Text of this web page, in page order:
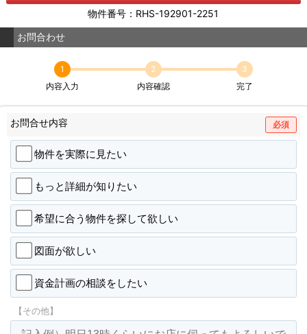
物件番号：RHS-192901-2251
お問合わせ
1
内容入力
2
内容確認
3
完了
お問合せ内容 必須
物件を実際に見たい
もっと詳細が知りたい
希望に合う物件を探して欲しい
図面が欲しい
資金計画の相談をしたい
【その他】